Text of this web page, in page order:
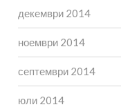
декември 2014
ноември 2014
септември 2014
юли 2014